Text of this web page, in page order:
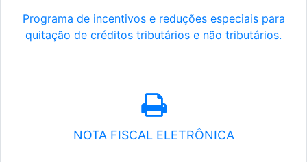
Programa de incentivos e reduções especiais para
quitação de créditos tributários e não tributários.
NOTA FISCAL ELETRÔNICA